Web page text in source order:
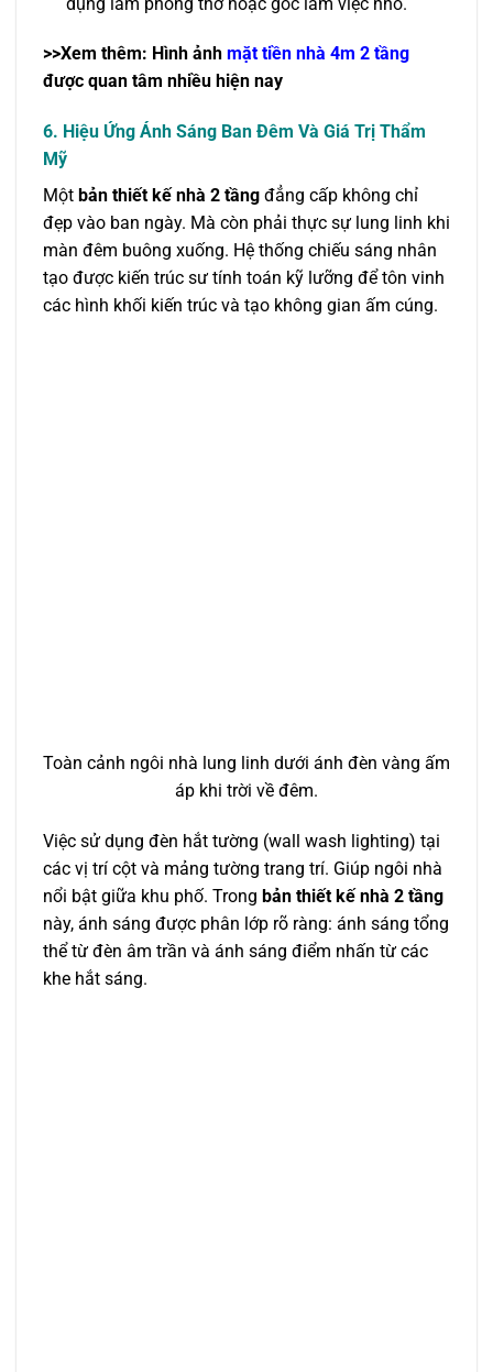
>>Xem thêm: Hình ảnh mặt tiền nhà 4m 2 tầng
được quan tâm nhiều hiện nay
6. Hiệu Ứng Ánh Sáng Ban Đêm Và Giá Trị Thẩm
Mỹ
Một bản thiết kế nhà 2 tầng đẳng cấp không chỉ
đẹp vào ban ngày. Mà còn phải thực sự lung linh khi
màn đêm buông xuống. Hệ thống chiếu sáng nhân
tạo được kiến trúc sư tính toán kỹ lưỡng để tôn vinh
các hình khối kiến trúc và tạo không gian ấm cúng.
Toàn cảnh ngôi nhà lung linh dưới ánh đèn vàng ấm
áp khi trời về đêm.
Việc sử dụng đèn hắt tường (wall wash lighting) tại
các vị trí cột và mảng tường trang trí. Giúp ngôi nhà
nổi bật giữa khu phố. Trong bản thiết kế nhà 2 tầng
này, ánh sáng được phân lớp rõ ràng: ánh sáng tổng
thể từ đèn âm trần và ánh sáng điểm nhấn từ các
khe hắt sáng.